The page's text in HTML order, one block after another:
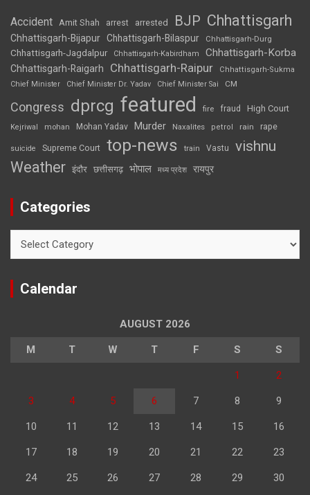
Accident Amit Shah arrest arrested BJP Chhattisgarh
Chhattisgarh-Bijapur Chhattisgarh-Bilaspur Chhattisgarh-Durg
Chhattisgarh-Jagdalpur Chhattisgarh-Kabirdham Chhattisgarh-Korba
Chhattisgarh-Raigarh Chhattisgarh-Raipur
Chhattisgarh-Sukma
Chief Minister
Chief Minister Dr. Yadav Chief Minister Sai CM
Congress dprcg featured fire fraud High Court
Kejriwal mohan Mohan Yadav Murder Naxalites petrol rain rape
suicide Supreme Court top-news train Vastu vishnu
Weather इंदौर छत्तीसगढ़ भोपाल मध्य प्रदेश रायपुर
Categories
Calendar
AUGUST 2026
M T W T F S S
1 2
3 4 5 6 7 8 9
10 11 12 13 14 15 16
17 18 19 20 21 22 23
24 25 26 27 28 29 30